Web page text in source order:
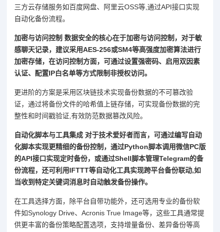
三方云存储服务如百度网盘、阿里云OSS等,通过API接口实现
自动化备份流程。
加密与访问控制 数据安全的核心在于加密与访问控制，对于敏
感聊天记录，建议采用AES-256或SM4等高强度加密算法进行
加密存储，在访问控制方面，可通过设置强密码、启用双因素
认证、配置IP白名单等方式限制非授权访问。
更进阶的方案是采用区块链技术实现备份数据的不可篡改验
证，通过将备份文件的哈希值上链存储，可实现备份数据的完
整性和时间戳验证,有效防范数据篡改风险。
自动化脚本与工具集成 对于技术爱好者而言，可通过编写自动
化脚本实现更精细的备份控制，通过Python脚本调用微信PC版
的API接口实现定时备份，或通过Shell脚本管理Telegram的备
份流程，还可利用IFTTT等自动化工具实现跨平台备份联动,如
当收到特定关键词消息时自动触发备份操作。
在工具选择方面，除平台自带功能外，还可选用专业的备份软
件如Synology Drive、Acronis True Image等，这些工具通常提
供更丰富的备份策略配置选项，支持增量备份、差异备份等高